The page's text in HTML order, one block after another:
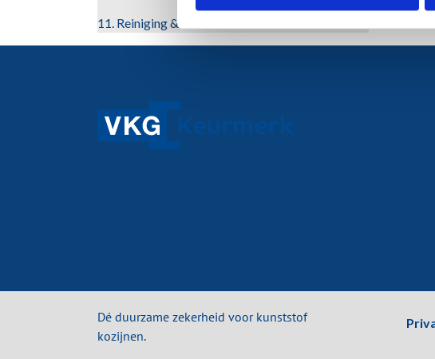
11. Reiniging & Onderhoud
Dé duurzame zekerheid voor kunststof
kozijnen.